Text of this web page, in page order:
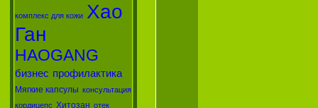
комплекс для кожи Хао
Ган
HAOGANG
бизнес профилактика
Мягкие капсулы консультация
кордицепс Хитозан отек